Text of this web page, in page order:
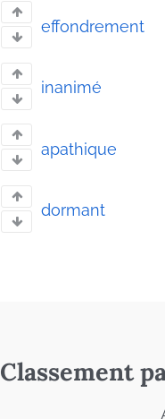
effondrement
inanimé
apathique
dormant
Classement